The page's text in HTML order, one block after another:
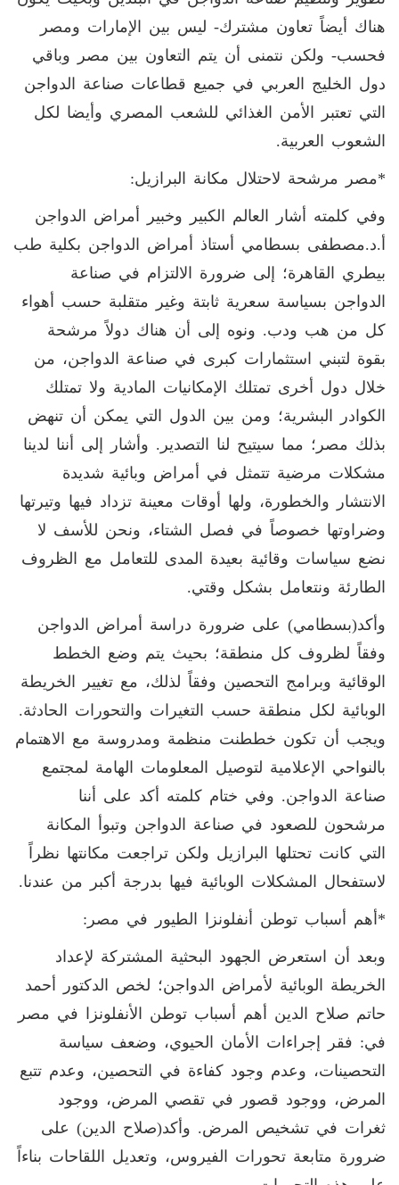
هناك أيضاً تعاون مشترك- ليس بين الإمارات ومصر
فحسب- ولكن نتمنى أن يتم التعاون بين مصر وباقي
دول الخليج العربي في جميع قطاعات صناعة الدواجن
التي تعتبر الأمن الغذائي للشعب المصري وأيضا لكل
الشعوب العربية.
*مصر مرشحة لاحتلال مكانة البرازيل:
وفي كلمته أشار العالم الكبير وخبير أمراض الدواجن
أ.د.مصطفى بسطامي أستاذ أمراض الدواجن بكلية طب
بيطري القاهرة؛ إلى ضرورة الالتزام في صناعة
الدواجن بسياسة سعرية ثابتة وغير متقلبة حسب أهواء
كل من هب ودب. ونوه إلى أن هناك دولاً مرشحة
بقوة لتبني استثمارات كبرى في صناعة الدواجن، من
خلال دول أخرى تمتلك الإمكانيات المادية ولا تمتلك
الكوادر البشرية؛ ومن بين الدول التي يمكن أن تنهض
بذلك مصر؛ مما سيتيح لنا التصدير. وأشار إلى أننا لدينا
مشكلات مرضية تتمثل في أمراض وبائية شديدة
الانتشار والخطورة، ولها أوقات معينة تزداد فيها وتيرتها
وضراوتها خصوصاً في فصل الشتاء، ونحن للأسف لا
نضع سياسات وقائية بعيدة المدى للتعامل مع الظروف
الطارئة ونتعامل بشكل وقتي.
وأكد(بسطامي) على ضرورة دراسة أمراض الدواجن
وفقاً لظروف كل منطقة؛ بحيث يتم وضع الخطط
الوقائية وبرامج التحصين وفقاً لذلك، مع تغيير الخريطة
الوبائية لكل منطقة حسب التغيرات والتحورات الحادثة.
ويجب أن تكون خططنت منظمة ومدروسة مع الاهتمام
بالنواحي الإعلامية لتوصيل المعلومات الهامة لمجتمع
صناعة الدواجن. وفي ختام كلمته أكد على أننا
مرشحون للصعود في صناعة الدواجن وتبوأ المكانة
التي كانت تحتلها البرازيل ولكن تراجعت مكانتها نظراً
لاستفحال المشكلات الوبائية فيها بدرجة أكبر من عندنا.
*أهم أسباب توطن أنفلونزا الطيور في مصر:
وبعد أن استعرض الجهود البحثية المشتركة لإعداد
الخريطة الوبائية لأمراض الدواجن؛ لخص الدكتور أحمد
حاتم صلاح الدين أهم أسباب توطن الأنفلونزا في مصر
في: فقر إجراءات الأمان الحيوي، وضعف سياسة
التحصينات، وعدم وجود كفاءة في التحصين، وعدم تتبع
المرض، ووجود قصور في تقصي المرض، ووجود
ثغرات في تشخيص المرض. وأكد(صلاح الدين) على
ضرورة متابعة تحورات الفيروس، وتعديل اللقاحات بناءاً